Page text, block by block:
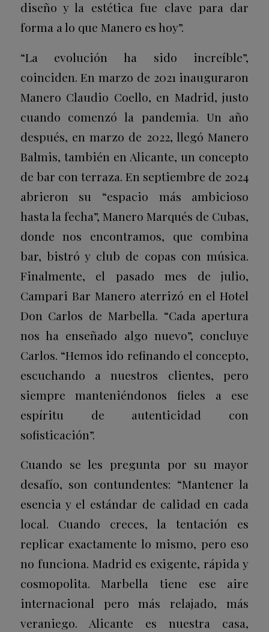
diseño y la estética fue clave para dar
forma a lo que Manero es hoy”.
“La evolución ha sido increíble”,
coinciden. En marzo de 2021 inauguraron
Manero Claudio Coello, en Madrid, justo
cuando comenzó la pandemia. Un año
después, en marzo de 2022, llegó Manero
Balmis, también en Alicante, un concepto
de bar con terraza. En septiembre de 2024
abrieron su “espacio más ambicioso
hasta la fecha”, Manero Marqués de Cubas,
donde nos encontramos, que combina
bar, bistró y club de copas con música.
Finalmente, el pasado mes de julio,
Campari Bar Manero aterrizó en el Hotel
Don Carlos de Marbella. “Cada apertura
nos ha enseñado algo nuevo”, concluye
Carlos. “Hemos ido refinando el concepto,
escuchando a nuestros clientes, pero
siempre manteniéndonos fieles a ese
espíritu de autenticidad con
sofisticación”.
Cuando se les pregunta por su mayor
desafío, son contundentes: “Mantener la
esencia y el estándar de calidad en cada
local. Cuando creces, la tentación es
replicar exactamente lo mismo, pero eso
no funciona. Madrid es exigente, rápida y
cosmopolita. Marbella tiene ese aire
internacional pero más relajado, más
veraniego. Alicante es nuestra casa,